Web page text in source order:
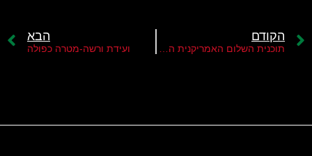
הקודם הבא
ועידת ורשה-מטרה כפולה